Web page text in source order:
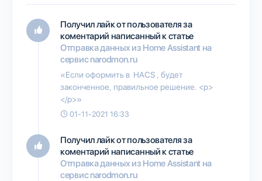
Получил лайк от пользователяза
коментарий написанный к статье
Отправка данных из Home Assistant на
сервис narodmon.ru
«Если оформить в HACS , будет
законченное, правильное решение. <p>
</p>»
01-11-2021 16:33
Получил лайк от пользователяза
коментарий написанный к статье
Отправка данных из Home Assistant на
сервис narodmon.ru